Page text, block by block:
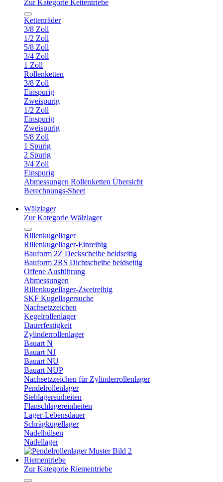
Zur Kategorie Kettentriebe
Kettenräder
3/8 Zoll
1/2 Zoll
5/8 Zoll
3/4 Zoll
1 Zoll
Rollenketten
3/8 Zoll
Einspurig
Zweispurig
1/2 Zoll
Einspurig
Zweispurig
5/8 Zoll
1 Spurig
2 Spurig
3/4 Zoll
Einspurig
Abmessungen Rollenketten Übersicht
Berechnungs-Sheet
Wälzlager
Zur Kategorie Wälzlager
Rillenkugellager
Rillenkugellager-Einreihig
Bauform 2Z Deckscheibe beidseitig
Bauform 2RS Dichtscheibe beidseitig
Offene Ausführung
Abmessungen
Rillenkugellager-Zweireihig
SKF Kugellagersuche
Nachsetzzeichen
Kegelrollenlager
Dauerfestigkeit
Zylinderrollenlager
Bauart N
Bauart NJ
Bauart NU
Bauart NUP
Nachsetzzeichen für Zylinderrollenlager
Pendelrollenlager
Stehlagereinheiten
Flanschlagereinheiten
Lager-Lebensdauer
Schrägkugellager
Nadelhülsen
Nadellager
Riementriebe
Zur Kategorie Riementriebe